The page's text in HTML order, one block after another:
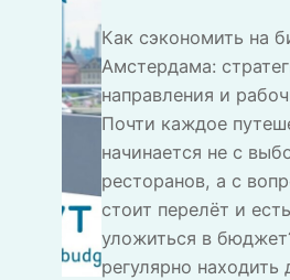
Как сэкономить на
Амстердама:
направления и
Почти каждое
начинается не с
ресторанов, а с
стоит перелёт и
уложиться в
регулярно находить